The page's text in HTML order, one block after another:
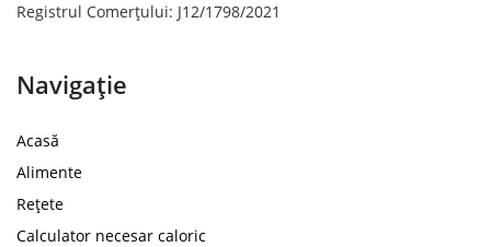
Registrul Comerțului: J12/1798/2021
Navigație
Acasă
Alimente
Rețete
Calculator necesar caloric